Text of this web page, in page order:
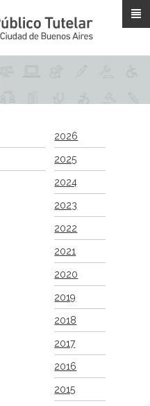
2026
2025
2024
2023
2022
2021
2020
2019
2018
2017
2016
2015